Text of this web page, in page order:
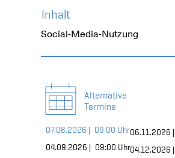
Alternative
Termine
07.08.2026 | Online,
09:00 Uhr
04.09.2026 | Online,
09:00 Uhr
06.11.2026 |
04.12.2026 |
Inhalt
Social-Media-Nutzung